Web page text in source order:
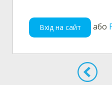
Вхід на сайт або